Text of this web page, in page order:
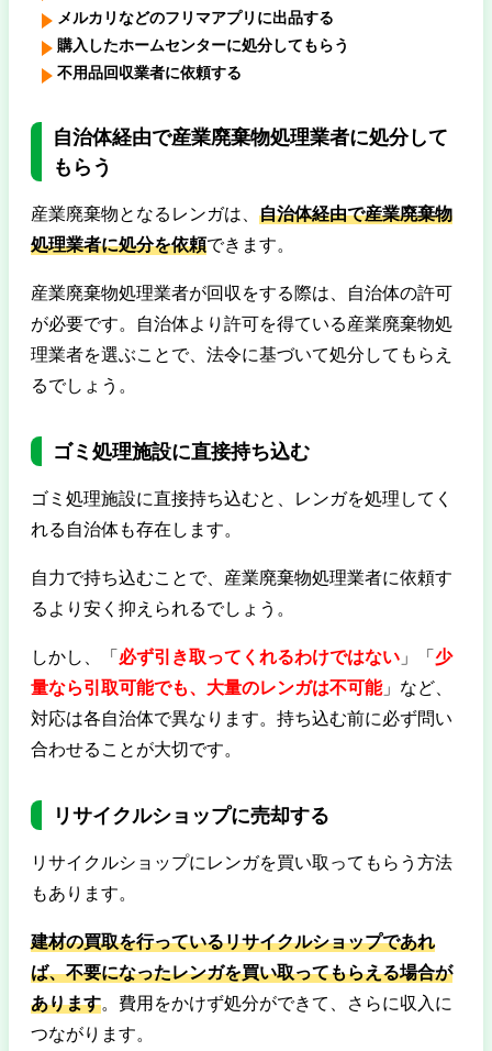
メルカリなどのフリマアプリに出品する
購入したホームセンターに処分してもらう
不用品回収業者に依頼する
自治体経由で産業廃棄物処理業者に処分して
もらう
産業廃棄物となるレンガは、 自治体経由で産業廃棄物
処理業者に処分を依頼できます。
産業廃棄物処理業者が回収をする際は、自治体の許可
が必要です。自治体より許可を得ている産業廃棄物処
理業者を選ぶことで、法令に基づいて処分してもらえ
るでしょう。
ゴミ処理施設に直接持ち込む
ゴミ処理施設に直接持ち込むと、レンガを処理してく
れる自治体も存在します。
自力で持ち込むことで、産業廃棄物処理業者に依頼す
るより安く抑えられるでしょう。
しかし、「必ず引き取ってくれるわけではない」「少
量なら引取可能でも、大量のレンガは不可能」など、
対応は各自治体で異なります。持ち込む前に必ず問い
合わせることが大切です。
リサイクルショップに売却する
リサイクルショップにレンガを買い取ってもらう方法
もあります。
建材の買取を行っているリサイクルショップであれ
ば、不要になったレンガを買い取ってもらえる場合が
あります。費用をかけず処分ができて、さらに収入に
つながります。